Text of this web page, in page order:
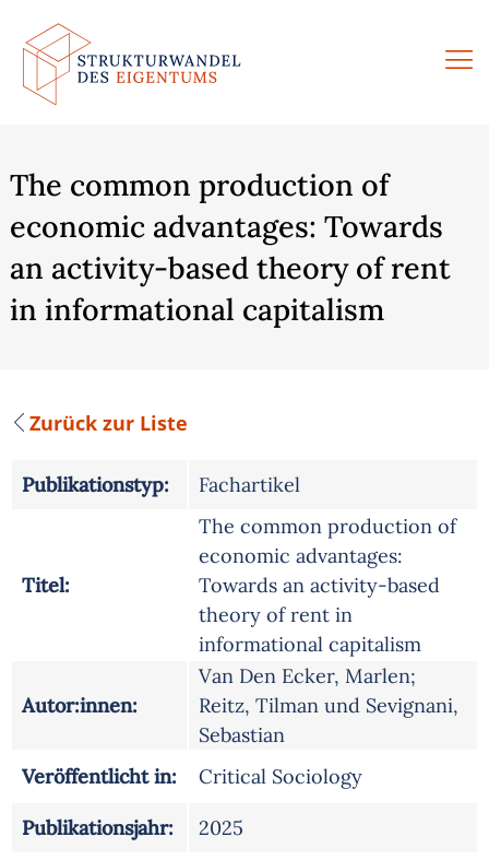
Zum
Inhalt
springen
The common production of
economic advantages: Towards
an activity-based theory of rent
in informational capitalism
Zurück zur Liste
Publikationstyp: Fachartikel
Titel:
The common production of
economic advantages:
Towards an activity-based
theory of rent in
informational capitalism
Autor:innen:
Van Den Ecker, Marlen;
Reitz, Tilman und Sevignani,
Sebastian
Veröffentlicht in:
Critical Sociology
Publikationsjahr: 2025